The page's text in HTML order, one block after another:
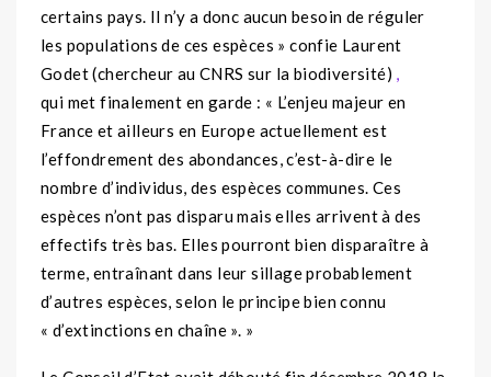
certains pays. Il n’y a donc aucun besoin de réguler
les populations de ces espèces » confie Laurent
Godet (chercheur au CNRS sur la biodiversité) ,
qui met finalement en garde : « L’enjeu majeur en
France et ailleurs en Europe actuellement est
l’effondrement des abondances, c’est-à-dire le
nombre d’individus, des espèces communes. Ces
espèces n’ont pas disparu mais elles arrivent à des
effectifs très bas. Elles pourront bien disparaître à
terme, entraînant dans leur sillage probablement
d’autres espèces, selon le principe bien connu
« d’extinctions en chaîne ». »